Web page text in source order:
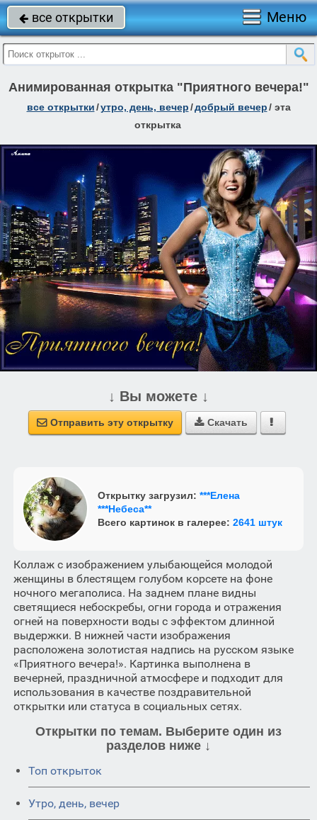
 все открытки Меню
Анимированная открытка "Приятного вечера!"
все открытки/утро, день, вечер/добрый вечер/ эта
открытка
↓ Вы можете ↓
 Отправить эту открытку  Скачать 
Открытку загрузил: ***Елена
***Небеса**
Всего картинок в галерее: 2641 штук
Коллаж с изображением улыбающейся молодой
женщины в блестящем голубом корсете на фоне
ночного мегаполиса. На заднем плане видны
светящиеся небоскребы, огни города и отражения
огней на поверхности воды с эффектом длинной
выдержки. В нижней части изображения
расположена золотистая надпись на русском языке
«Приятного вечера!». Картинка выполнена в
вечерней, праздничной атмосфере и подходит для
использования в качестве поздравительной
открытки или статуса в социальных сетях.
Открытки по темам. Выберите один из
разделов ниже ↓
Топ открыток
Утро, день, вечер